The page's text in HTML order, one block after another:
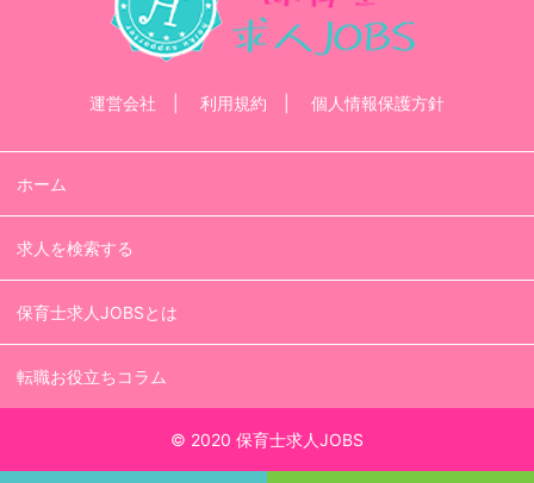
運営会社 利用規約 個人情報保護方針
ホーム
求人を検索する
保育士求人JOBSとは
転職お役立ちコラム
© 2020 保育士求人JOBS